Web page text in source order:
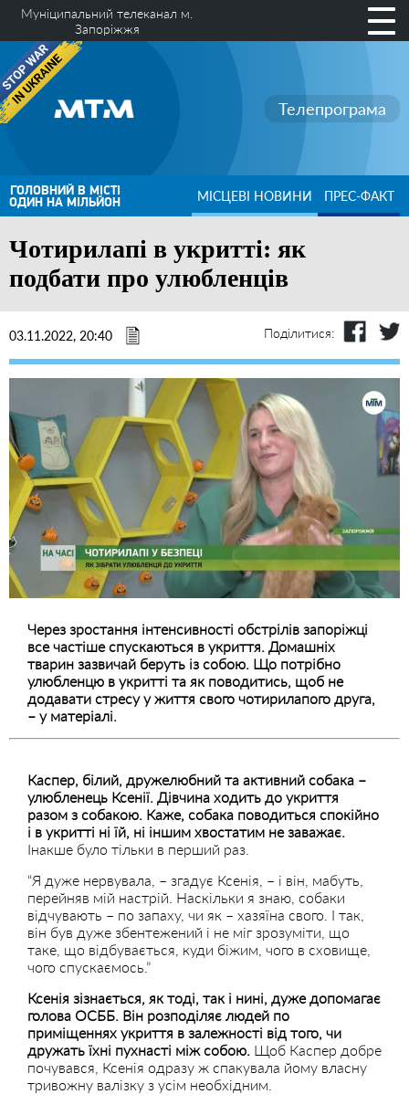
Муніципальний телеканал м.
Запоріжжя
Телепрограма
ГОЛОВНИЙ В МІСТІ
ОДИН НА МІЛЬЙОН МІСЦЕВІ НОВИНИ ПРЕС-ФАКТ
Чотирилапі в укритті: як
подбати про улюбленців
03.11.2022, 20:40 Поділитися:
Через зростання інтенсивності обстрілів запоріжці
все частіше спускаються в укриття. Домашніх
тварин зазвичай беруть із собою. Що потрібно
улюбленцю в укритті та як поводитись, щоб не
додавати стресу у життя свого чотирилапого друга,
– у матеріалі.
Каспер, білий, дружелюбний та активний собака –
улюбленець Ксенії. Дівчина ходить до укриття
разом з собакою. Каже, собака поводиться спокійно
і в укритті ні їй, ні іншим хвостатим не заважає.
Інакше було тільки в перший раз.
“Я дуже нервувала, – згадує Ксенія, – і він, мабуть,
перейняв мій настрій. Наскільки я знаю, собаки
відчувають – по запаху, чи як – хазяїна свого. І так,
він був дуже збентежений і не міг зрозуміти, що
таке, що відбувається, куди біжим, чого в сховище,
чого спускаємось.”
Ксенія зізнається, як тоді, так і нині, дуже допомагає
голова ОСББ. Він розподіляє людей по
приміщеннях укриття в залежності від того, чи
дружать їхні пухнасті між собою. Щоб Каспер добре
почувався, Ксенія одразу ж спакувала йому власну
тривожну валізку з усім необхідним.